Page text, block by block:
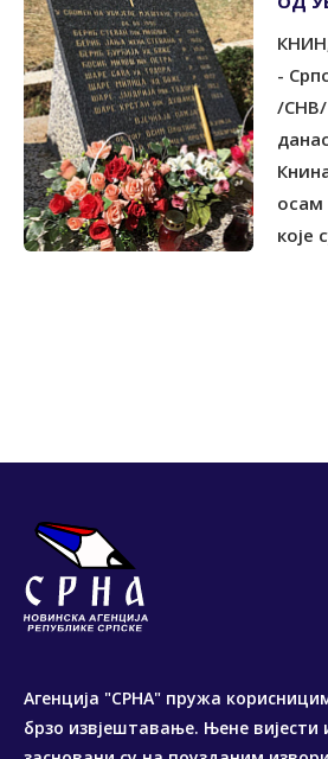
-
/СНВ/
осам
које
Агенција "СРНА" пружа
брзо извјештавање. Њене вијести